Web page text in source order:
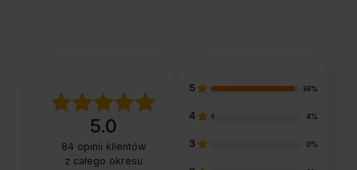
5.0
84 opinii klientów
z całego okresu
5 96%
4 4%
3 0%